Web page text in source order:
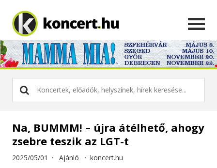
Na, BUMMM! – újra átélhető, ahogy
zsebre teszik az LGT-t
2025/05/01 · Ajánló · koncert.hu